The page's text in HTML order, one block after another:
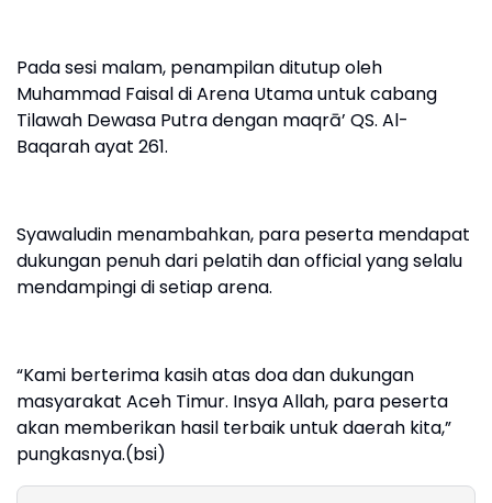
Pada sesi malam, penampilan ditutup oleh
Muhammad Faisal di Arena Utama untuk cabang
Tilawah Dewasa Putra dengan maqrā’ QS. Al-
Baqarah ayat 261.
Syawaludin menambahkan, para peserta mendapat
dukungan penuh dari pelatih dan official yang selalu
mendampingi di setiap arena.
“Kami berterima kasih atas doa dan dukungan
masyarakat Aceh Timur. Insya Allah, para peserta
akan memberikan hasil terbaik untuk daerah kita,”
pungkasnya.(bsi)